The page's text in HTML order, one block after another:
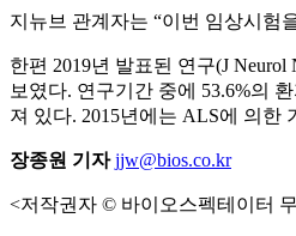
지뉴브 관계자는 “이번 임상시험
한편 2019년 발표된 연구(J
보였다. 연구기간 중에 53.6%의
져 있다. 2015년에는 ALS에 의한
장종원 기자 jjw@bios.co.kr
<저작권자 © 바이오스펙테이터